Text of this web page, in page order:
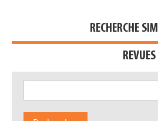
RECHERCHE
REVUES
Appels à projets